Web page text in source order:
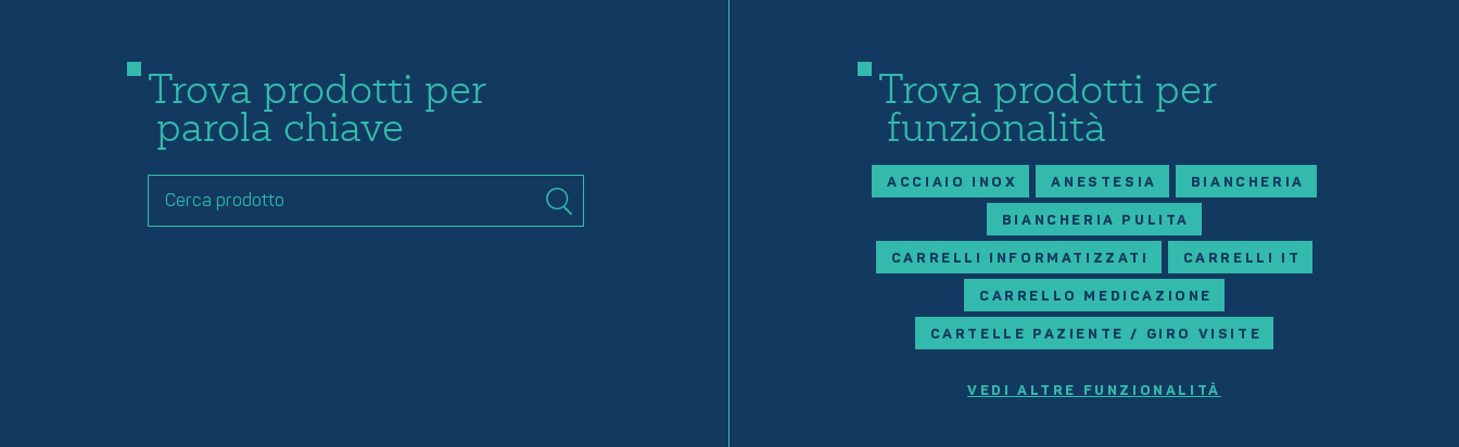
Trova prodotti per
parola chiave
Trova prodotti per
funzionalità
ACCIAIO INOX ANESTESIA BIANCHERIA
BIANCHERIA PULITA
CARRELLI INFORMATIZZATI CARRELLI IT
CARRELLO MEDICAZIONE
CARTELLE PAZIENTE / GIRO VISITE
VEDI ALTRE FUNZIONALITÀ